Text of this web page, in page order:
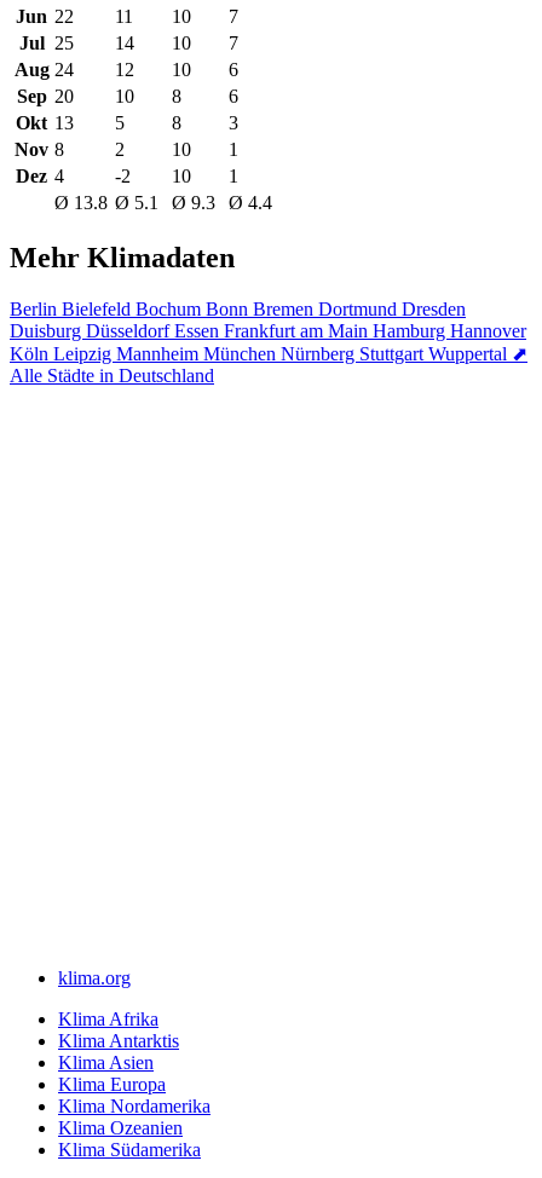
Jun 22 11 10
7
Jul 25 14 10
7
Aug 24 12 10
6
Sep 20 10 8
6
Okt 13 5 8
3
Nov 8 2 10
1
Dez 4 -2 10
1
Ø 13.8 Ø 5.1 Ø 9.3 Ø 4.4
Mehr Klimadaten
Berlin Bielefeld Bochum Bonn Bremen Dortmund Dresden
Duisburg DüsseldorfEssen Frankfurt am Main Hamburg Hannover
Köln Leipzig Mannheim München Nürnberg Stuttgart Wuppertal ⬈
Alle Städte in Deutschland
klima.org
Klima Afrika
Klima Antarktis
Klima Asien
Klima Europa
Klima Nordamerika
Klima Ozeanien
Klima Südamerika